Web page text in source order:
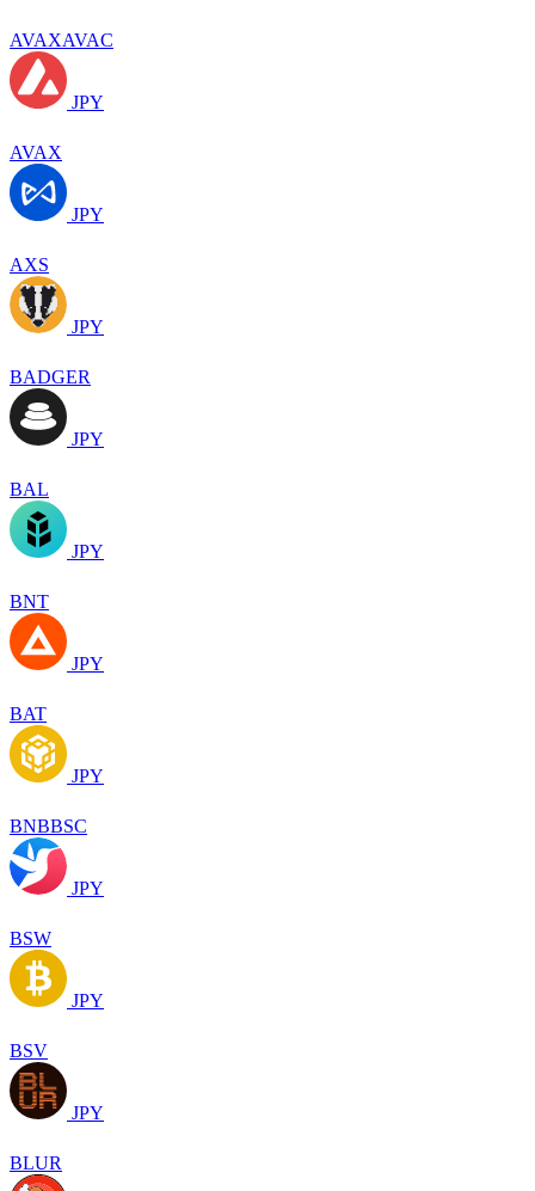
AVAXAVAC
JPY
AVAX
JPY
AXS
JPY
BADGER
JPY
BAL
JPY
BNT
JPY
BAT
JPY
BNBBSC
JPY
BSW
JPY
BSV
JPY
BLUR